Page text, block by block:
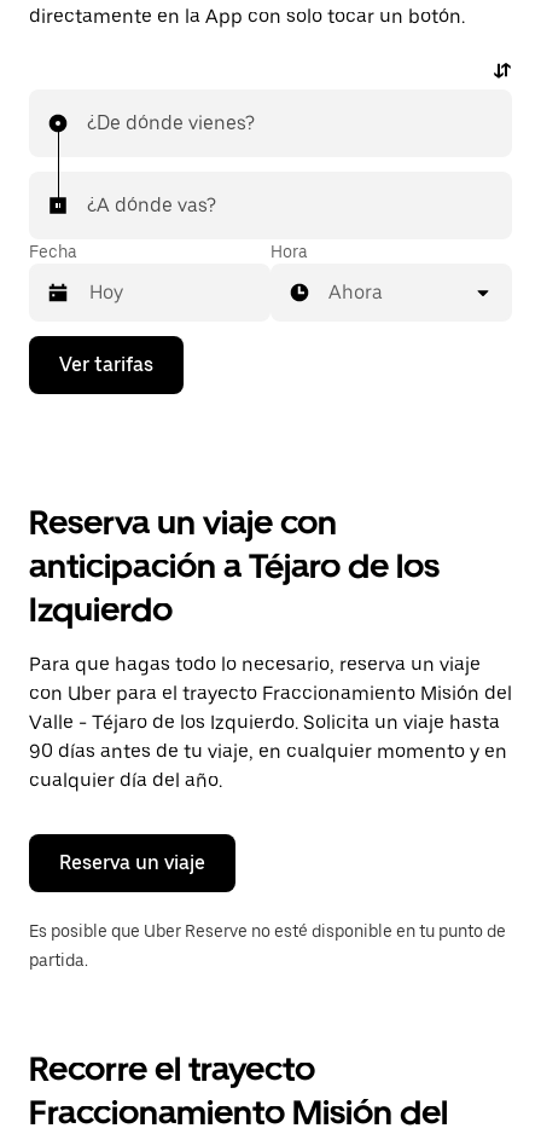
directamente en la App con solo tocar un botón.
¿De dónde vienes?
¿A dónde vas?
Fecha
Presiona
flecha
el
y
selecciona
una
fecha.
Presiona
la
tecla Esc
para
cerrar
el
calendario.
Hora
Ahora
Ver tarifas
Reserva un viaje con
anticipación a Téjaro de los
Izquierdo
Para que hagas todo lo necesario, reserva un viaje
con Uber para el trayecto Fraccionamiento Misión del
Valle - Téjaro de los Izquierdo. Solicita un viaje hasta
90 días antes de tu viaje, en cualquier momento y en
cualquier día del año.
Reserva un viaje
Es posible que Uber Reserve no esté disponible en tu punto de
partida.
Recorre el trayecto
Fraccionamiento Misión del